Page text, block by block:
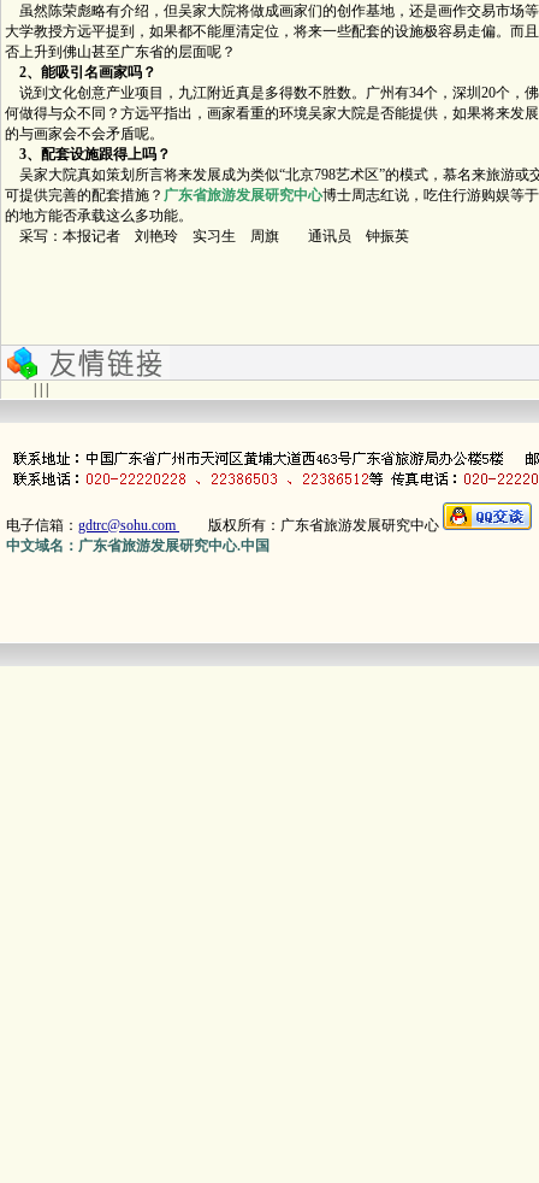
虽然陈荣彪略有介绍，但吴家大院将做成画家们的创作基地，还是画作交易市场
大学教授方远平提到，如果都不能厘清定位，将来一些配套的设施极容易走偏。而
否上升到佛山甚至广东省的层面呢？
2、能吸引名画家吗？
说到文化创意产业项目，九江附近真是多得数不胜数。广州有34个，深圳20个，
何做得与众不同？方远平指出，画家看重的环境吴家大院是否能提供，如果将来发
的与画家会不会矛盾呢。
3、配套设施跟得上吗？
吴家大院真如策划所言将来发展成为类似“北京798艺术区”的模式，慕名来旅游或
可提供完善的配套措施？ 广东省旅游发展研究中心博士周志红说，吃住行游购娱等
的地方能否承载这么多功能。
采写：本报记者 刘艳玲 实习生 周旗 通讯员 钟振英
电子信箱： gdtrc@sohu.com 版权所有：广东省旅游发展研究中心
中文域名：广东省旅游发展研究中心.中国